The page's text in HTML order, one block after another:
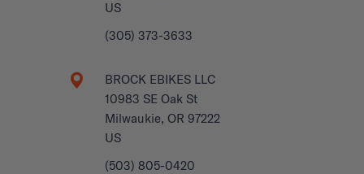
US
(305) 373-3633
BROCK EBIKES LLC
10983 SE Oak St
Milwaukie, OR 97222
US
(503) 805-0420